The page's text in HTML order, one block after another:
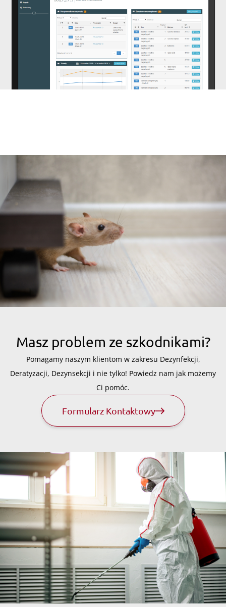
Masz problem ze szkodnikami?
Pomagamy naszym klientom w zakresu Dezynfekcji,
Deratyzacji, Dezynsekcji i nie tylko! Powiedz nam jak możemy
Ci pomóc.
Formularz Kontaktowy